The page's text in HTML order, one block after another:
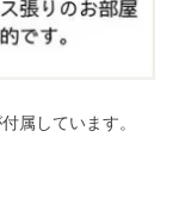
属しています。